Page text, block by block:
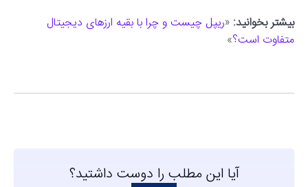
بیشتر بخوانید: «ریپل چیست و چرا با بقیه ارزهای دیجیتال
متفاوت است؟»
آیا این مطلب را دوست داشتید؟